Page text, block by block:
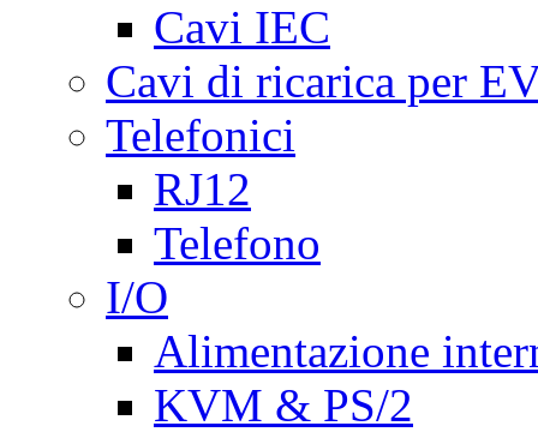
Cavi IEC
Cavi di ricarica per
Telefonici
RJ12
Telefono
I/O
Alimentazione
KVM & PS/2